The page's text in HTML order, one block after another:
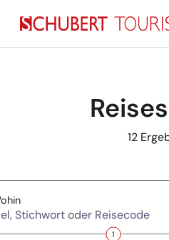
12
(Ziel, Stichwort oder Reisecode)
1